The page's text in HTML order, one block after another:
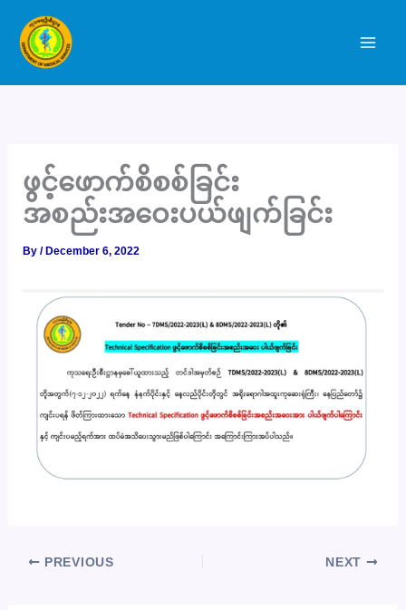
content
ဖွင့်ဖောက်စိစစ်ခြင်း
အစည်းအဝေးပယ်ဖျက်ခြင်း
By/ December 6, 2022
PREVIOUS NEXT